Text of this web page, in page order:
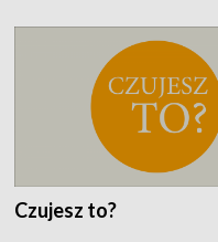
Czujesz to?